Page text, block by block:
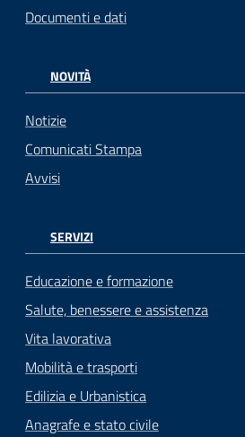
Documenti e dati
NOVITÀ
Notizie
Comunicati Stampa
Avvisi
SERVIZI
Educazione e formazione
Salute, benessere e assistenza
Vita lavorativa
Mobilità e trasporti
Edilizia e Urbanistica
Anagrafe e stato civile